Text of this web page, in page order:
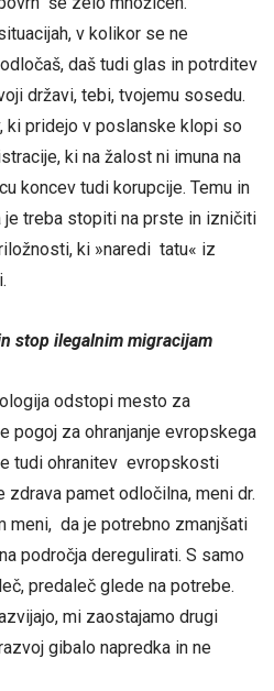
v kolikor se ne
daš tudi glas in potrditev
državi, tebi, tvojemu sosedu.
pridejo v poslanske klopi so
ki na žalost ni imuna na
koncev tudi korupcije. Temu in
je treba stopiti na prste in izničiti
ki »naredi tatu« iz
stop ilegalnim migracijam
odstopi mesto za
pogoj za ohranjanje evropskega
tudi ohranitev evropskosti
zdrava pamet odločilna, meni dr.
meni, da je potrebno zmanjšati
področja deregulirati. S samo
predaleč glede na potrebe.
mi zaostajamo drugi
gibalo napredka in ne